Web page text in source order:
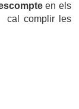
en els
cal complir les